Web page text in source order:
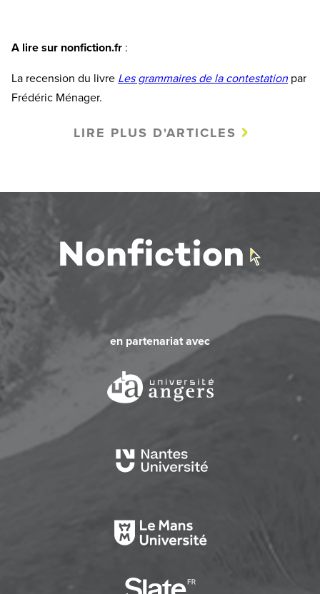
A lire sur nonfiction.fr :
La recension du livre Les grammaires de la contestation par
Frédéric Ménager.
LIRE PLUS D'ARTICLES
en partenariat avec